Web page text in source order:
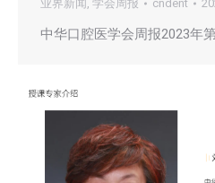
业界新闻 , 学会周报 cndent
中华口腔医学会周报2023年